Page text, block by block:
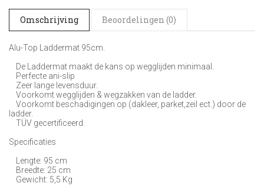
Omschrijving Beoordelingen (0)
Alu-Top Laddermat 95cm.
De Laddermat maakt de kans op wegglijden minimaal.
Perfecte ani-slip
Zeer lange levensduur.
Voorkomt wegglijden & wegzakken van de ladder.
Voorkomt beschadigingen op (dakleer, parket,zeil ect.) door de
ladder.
TÜV gecertificeerd.
Specificaties
Lengte: 95 cm
Breedte: 25 cm
Gewicht: 5,5 Kg